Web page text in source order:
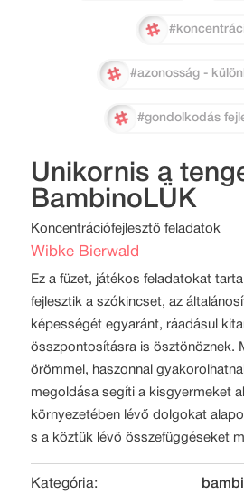
#azonosság -
#gondolkodás
Unikornis a
BambinoLÜK
Koncentrációfejlesztő feladatok
Wibke Bierwald
Ez a füzet, játékos feladatokat
fejlesztik a szókincset, az
képességét egyaránt, ráadásul
összpontosításra is ösztönöznek.
örömmel, haszonnal
megoldása segíti a kisgyermeket
környezetében lévő dolgokat
s a köztük lévő összefüggéseket
Kategória: